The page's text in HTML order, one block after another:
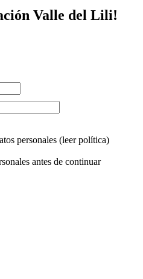
Valle del Lili!
personales (leer política)
antes de continuar